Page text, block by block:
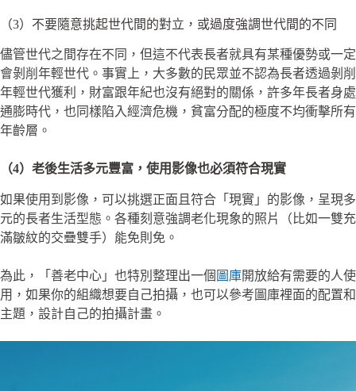
（3）不要隨意挑起世代間的對立，或過度強調世代間的不同
儘管世代之間存在不同，但這不代表長者就具有某種優勢或一定
會剝削年輕世代。事實上，大多數的民眾並不認為長者透過剝削
年輕世代獲利，財富跟年紀也沒有絕對的關係，許多年長者身處
通膨時代，也同樣陷入經濟危機，貧富分配的極度不均衝擊所有
年齡層。
（4）老後生活多元豐富，使用影像也必須符合現實
如果使用到影像，可以挑選正面且符合「現實」的影像，呈現多
元的長者生活型態。各種刻意強調老化現象的照片（比如一雙充
滿皺紋的交疊雙手）能免則免。
為此，「善老中心」也特別整理出一個 圖庫開放給有需要的人使
用，如果你的組織想要自己拍攝，也可以參考圖庫裡面的配置和
主題，設計自己的拍攝計畫。